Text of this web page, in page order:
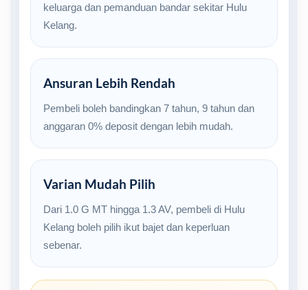
keluarga dan pemanduan bandar sekitar Hulu
Kelang.
Ansuran Lebih Rendah
Pembeli boleh bandingkan 7 tahun, 9 tahun dan
anggaran 0% deposit dengan lebih mudah.
Varian Mudah Pilih
Dari 1.0 G MT hingga 1.3 AV, pembeli di Hulu
Kelang boleh pilih ikut bajet dan keperluan
sebenar.